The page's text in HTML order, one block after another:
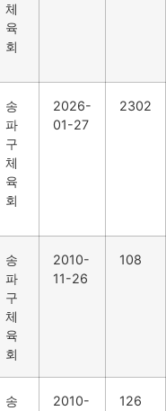
체
육
회
송
파
구
체
육
회
2026-
01-27
2302
송
파
구
체
육
회
2010-
11-26
108
송
2010-
126